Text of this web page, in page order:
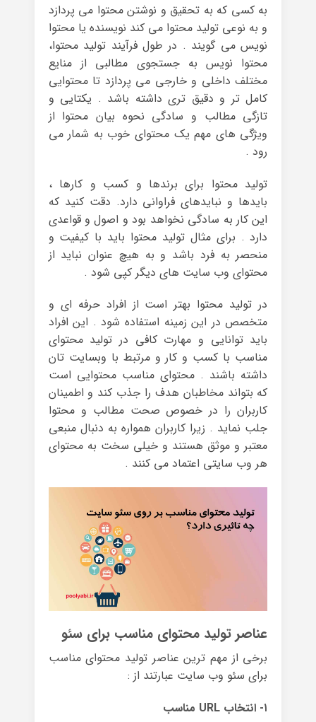
به کسی که به تحقیق و نوشتن محتوا می پردازد
و به نوعی تولید محتوا می کند نویسنده یا محتوا
نویس می گویند . در طول فرآیند تولید محتوا،
محتوا نویس به جستجوی مطالبی از منایع
مختلف داخلی و خارجی می پردازد تا محتوایی
کامل تر و دقیق تری داشته باشد . یکتایی و
تازگی مطالب و سادگی نحوه بیان محتوا از
ویژگی های مهم یک محتوای خوب به شمار می
رود .
تولید محتوا برای برندها و کسب و کارها ،
بایدها و نبایدهای فراوانی دارد. دقت کنید که
این کار به سادگی نخواهد بود و اصول و قواعدی
دارد . برای مثال تولید محتوا باید با کیفیت و
منحصر به فرد باشد و به هیچ عنوان نباید از
محتوای وب سایت های دیگر کپی شود .
در تولید محتوا بهتر است از افراد حرفه ای و
متخصص در این زمینه استفاده شود . این افراد
باید توانایی و مهارت کافی در تولید محتوای
مناسب با کسب و کار و مرتبط با وبسایت تان
داشته باشند . محتوای مناسب محتوایی است
که بتواند مخاطبان هدف را جذب کند و اطمینان
کاربران را در خصوص صحت مطالب و محتوا
جلب نماید . زیرا کاربران همواره به دنبال منبعی
معتبر و موثق هستند و خیلی سخت به محتوای
هر وب سایتی اعتماد می کنند .
عناصر تولید محتوای مناسب برای سئو
برخی از مهم ترین عناصر تولید محتوای مناسب
برای سئو وب سایت عبارتند از :
۱- انتخاب URL مناسب